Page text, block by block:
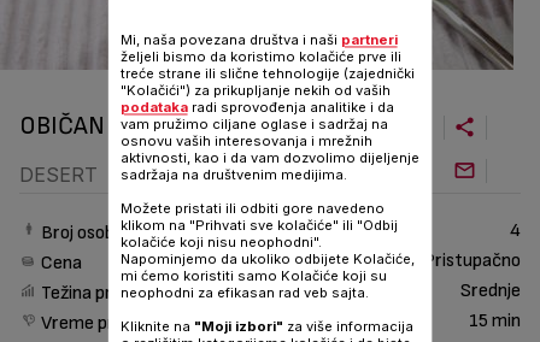
OBIČAN PUDING OD PIRINČA
DESERT
Broj osoba
4
Cena
Pristupačno
Težina pripreme
Srednje
Vreme pripreme
15 min
Mi, naša povezana društva i naši partneri
željeli bismo da koristimo kolačiće prve ili
treće strane ili slične tehnologije (zajednički
"Kolačići") za prikupljanje nekih od vaših
podatakaradi sprovođenja analitike i da
vam pružimo ciljane oglase i sadržaj na
osnovu vaših interesovanja i mrežnih
aktivnosti, kao i da vam dozvolimo dijeljenje
sadržaja na društvenim medijima.
Možete pristati ili odbiti gore navedeno
klikom na "Prihvati sve kolačiće" ili "Odbij
kolačiće koji nisu neophodni".
Napominjemo da ukoliko odbijete Kolačiće,
mi ćemo koristiti samo Kolačiće koji su
neophodni za efikasan rad veb sajta.
Kliknite na "Moji izbori" za više informacija